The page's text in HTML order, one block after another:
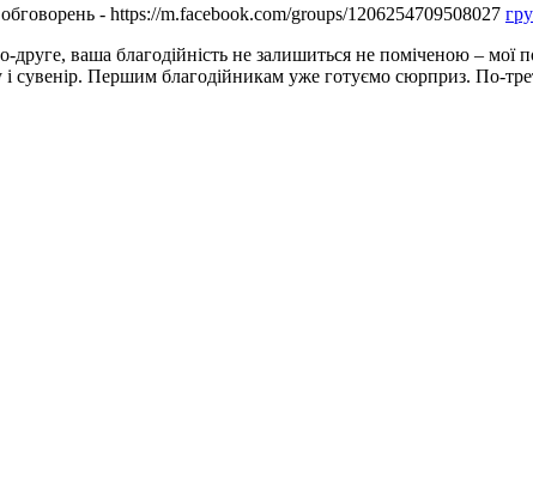
- https://m.facebook.com/groups/1206254709508027
ваша благодійність не залишиться не поміченою – мої
сувенір. Першим благодійникам уже готуємо сюрприз. По-